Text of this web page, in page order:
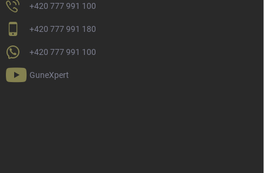
+420 777 991 100
+420 777 991 180
+420 777 991 100
GuneXpert